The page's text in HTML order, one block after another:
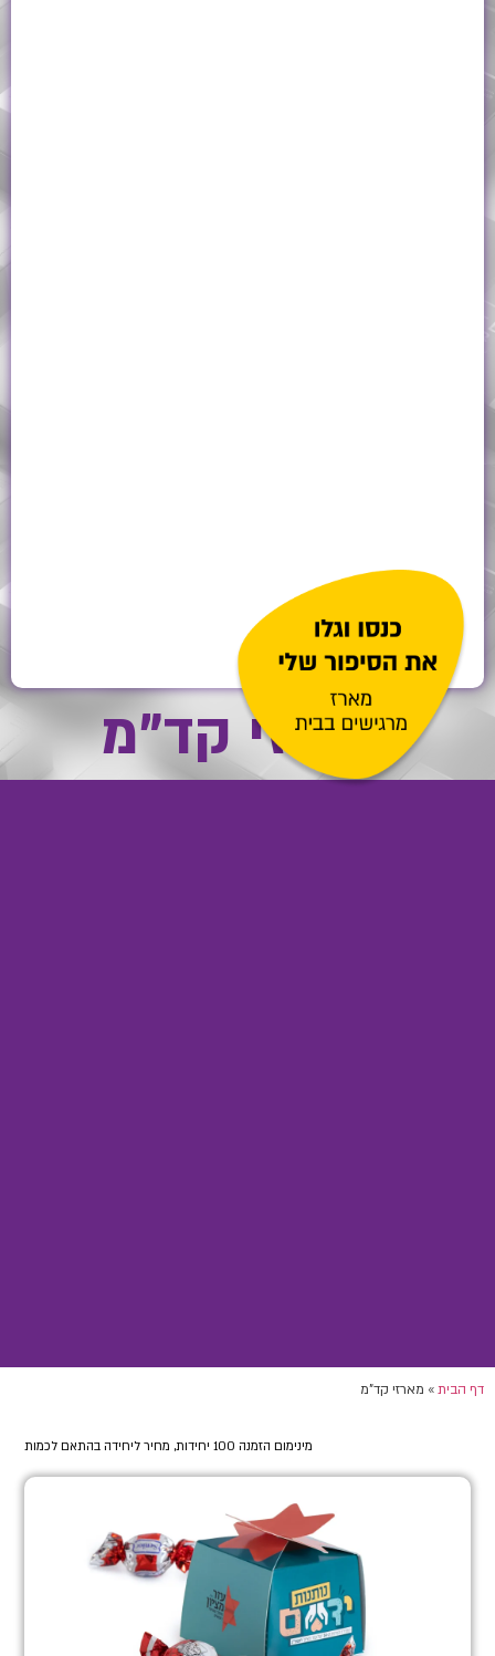
מארזי קד”מ
דף הבית» מארזי קד”מ
מינימום הזמנה 100 יחידות, מחיר ליחידה בהתאם לכמות